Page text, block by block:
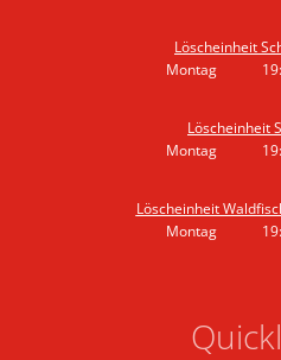
Löscheinheit
Montag
Löscheinheit
Montag
Löscheinheit
Montag